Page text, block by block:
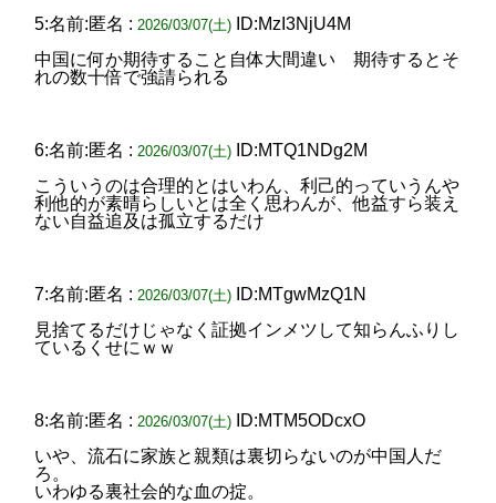
5:名前:匿名 : 2026/03/07(土)
ID:MzI3NjU4M
中国に何か期待すること自体大間違い 期待するとそ
れの数十倍で強請られる
6:名前:匿名 : 2026/03/07(土)
ID:MTQ1NDg2M
こういうのは合理的とはいわん、利己的っていうんや
利他的が素晴らしいとは全く思わんが、他益すら装え
ない自益追及は孤立するだけ
7:名前:匿名 : 2026/03/07(土)
ID:MTgwMzQ1N
見捨てるだけじゃなく証拠インメツして知らんふりし
ているくせにｗｗ
8:名前:匿名 : 2026/03/07(土)
ID:MTM5ODcxO
いや、流石に家族と親類は裏切らないのが中国人だ
ろ。
いわゆる裏社会的な血の掟。